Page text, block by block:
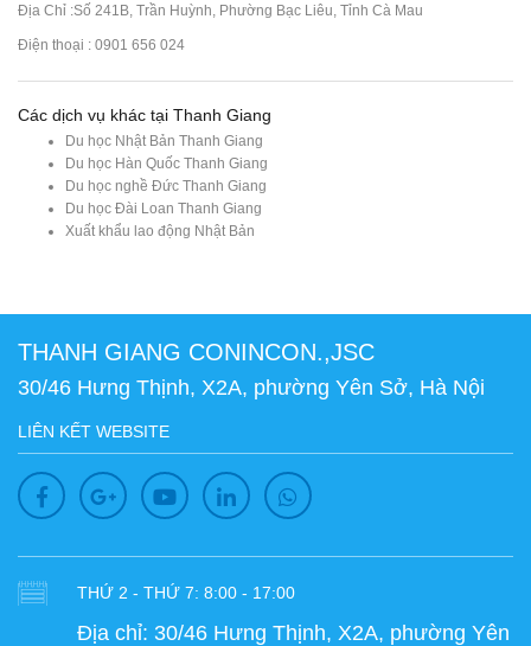
Địa Chỉ :Số 241B, Trần Huỳnh, Phường Bạc Liêu, Tỉnh Cà Mau
Điện thoại : 0901 656 024
Các dịch vụ khác tại Thanh Giang
Du học Nhật Bản Thanh Giang
Du học Hàn Quốc Thanh Giang
Du học nghề Đức Thanh Giang
Du học Đài Loan Thanh Giang
Xuất khẩu lao động Nhật Bản
THANH GIANG CONINCON.,JSC
30/46 Hưng Thịnh, X2A, phường Yên Sở, Hà Nội
LIÊN KẾT WEBSITE
THỨ 2 - THỨ 7: 8:00 - 17:00
Địa chỉ: 30/46 Hưng Thịnh, X2A, phường Yên